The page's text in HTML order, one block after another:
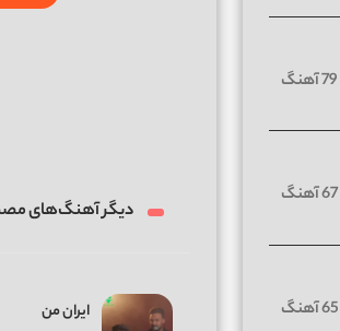
دیگر آهنگ‌های
ایران من
79 آهنگ
67 آهنگ
65 آهنگ